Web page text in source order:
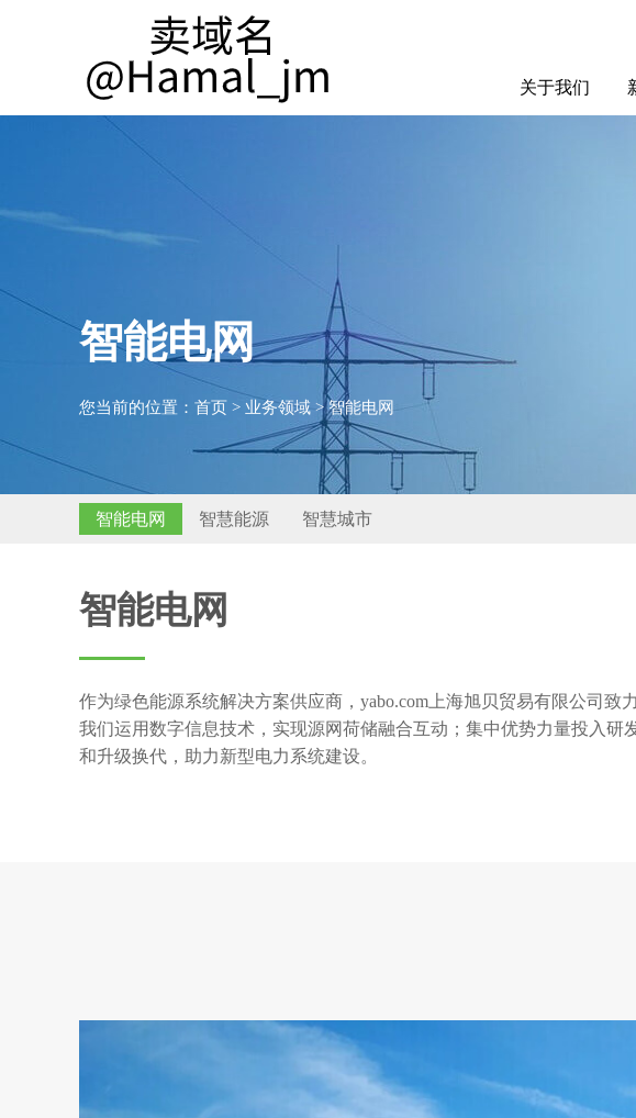
关于我们
智能电网
您当前的位置： 首页 > 业务领域 >智能电网
智能电网 智慧能源 智慧城市
智能电网
作为绿色能源系统解决方案供应商，yabo.com上海旭贝贸易有限公司致
我们运用数字信息技术，实现源网荷储融合互动；集中优势力量投入研
和升级换代，助力新型电力系统建设。